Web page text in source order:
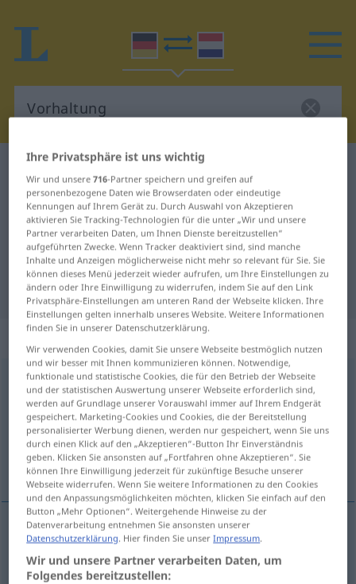
Deutsch-Niederländisch Wörterbuch
Deutsch-Niederländisch
Übersetzung für "Vorhaltung"
"Vorhaltung" Niederländisch
Übersetzung
„Vorhaltung“: Femininum, weiblich
Vorhaltung f
Übersicht aller Übersetzungen
(Für mehr Details die Übersetzung anklicken/antippen)
het verwijt
(het)verwijt Vorhaltung
Ihre Privatsphäre ist uns wichtig
Wir und unsere716-Partner speichern und greifen auf
personenbezogene Daten wie Browserdaten oder eindeutige
Kennungen auf Ihrem Gerät zu. Durch Auswahl von Akzeptieren
aktivieren Sie Tracking-Technologien für die unter „Wir und unsere
Partner verarbeiten Daten, um Ihnen Dienste bereitzustellen“
aufgeführten Zwecke. Wenn Tracker deaktiviert sind, sind manche
Inhalte und Anzeigen möglicherweise nicht mehr so relevant für Sie. Sie
können dieses Menü jederzeit wieder aufrufen, um Ihre Einstellungen zu
ändern oder Ihre Einwilligung zu widerrufen, indem Sie auf den Link
Privatsphäre-Einstellungen am unteren Rand der Webseite klicken. Ihre
Einstellungen gelten innerhalb unseres Website. Weitere Informationen
finden Sie in unserer Datenschutzerklärung.
Wir verwenden Cookies, damit Sie unsere Webseite bestmöglich nutzen
und wir besser mit Ihnen kommunizieren können. Notwendige,
funktionale und statistische Cookies, die für den Betrieb der Webseite
und der statistischen Auswertung unserer Webseite erforderlich sind,
werden auf Grundlage unserer Vorauswahl immer auf Ihrem Endgerät
gespeichert. Marketing-Cookies und Cookies, die der Bereitstellung
personalisierter Werbung dienen, werden nur gespeichert, wenn Sie uns
durch einen Klick auf den „Akzeptieren“-Button Ihr Einverständnis
geben. Klicken Sie ansonsten auf „Fortfahren ohne Akzeptieren“. Sie
können Ihre Einwilligung jederzeit für zukünftige Besuche unserer
Webseite widerrufen. Wenn Sie weitere Informationen zu den Cookies
und den Anpassungsmöglichkeiten möchten, klicken Sie einfach auf den
Button „Mehr Optionen“. Weitergehende Hinweise zu der
Datenverarbeitung entnehmen Sie ansonsten unserer
Datenschutzerklärung. Hier finden Sie unserImpressum.
Wir und unsere Partner verarbeiten Daten, um
Folgendes bereitzustellen: